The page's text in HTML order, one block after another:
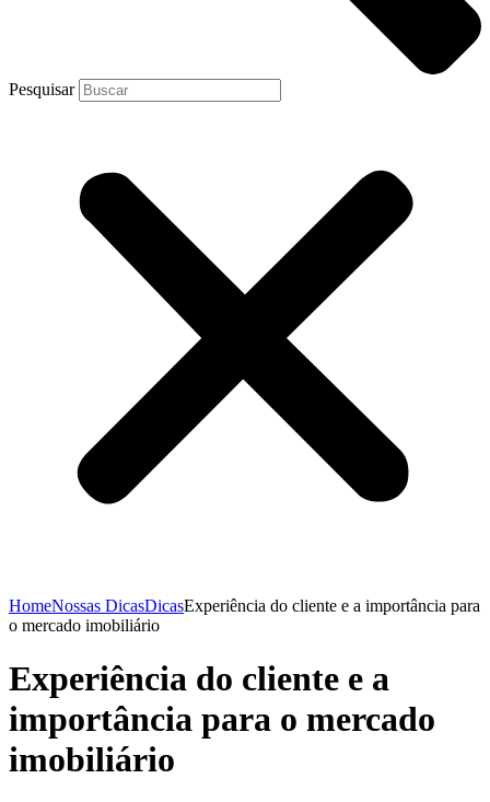
Pesquisar
HomeNossas DicasDicasExperiência do cliente e a importância para
o mercado imobiliário
Experiência do cliente e a
importância para o mercado
imobiliário